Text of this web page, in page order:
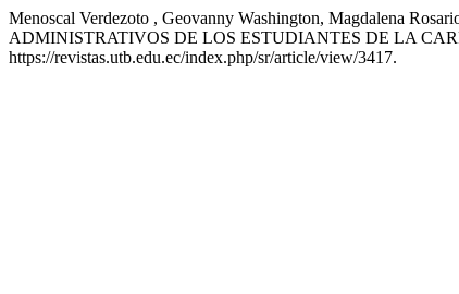
Menoscal Verdezoto , Geovanny Washington, Magdalena
ADMINISTRATIVOS DE LOS ESTUDIANTES DE LA
https://revistas.utb.edu.ec/index.php/sr/article/view/3417.